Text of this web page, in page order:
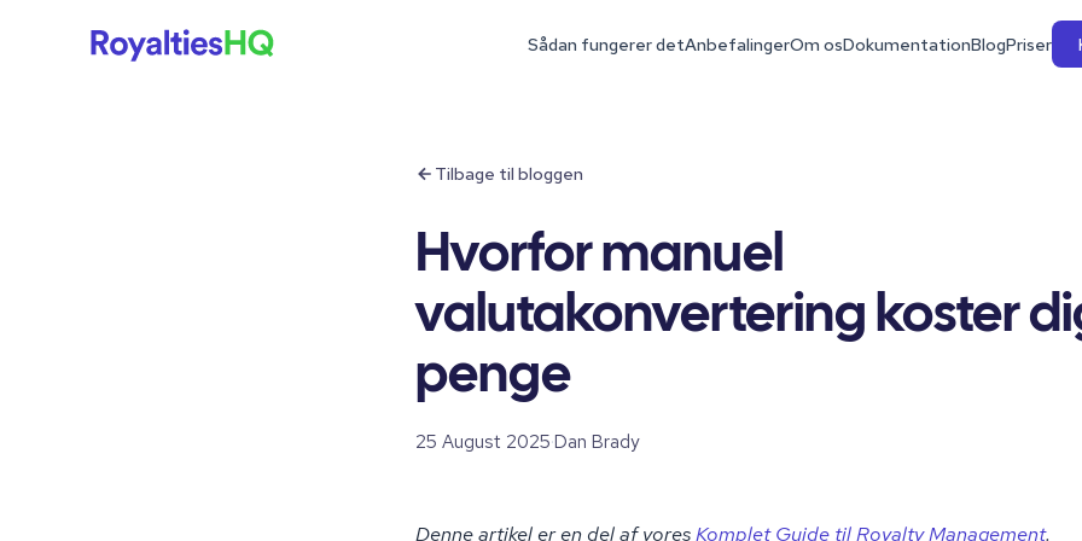
Sådan fungerer detAnbefalingerOm osDokumentationBlogPriser
Tilbage til bloggen
Hvorfor manuel
valutakonvertering koster
penge
25 August 2025·Dan Brady
Denne artikel er en del af voresKomplet Guide til Royalty Management.